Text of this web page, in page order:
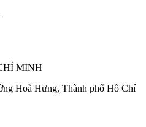
MINH
Hoà Hưng, Thành phố Hồ Chí